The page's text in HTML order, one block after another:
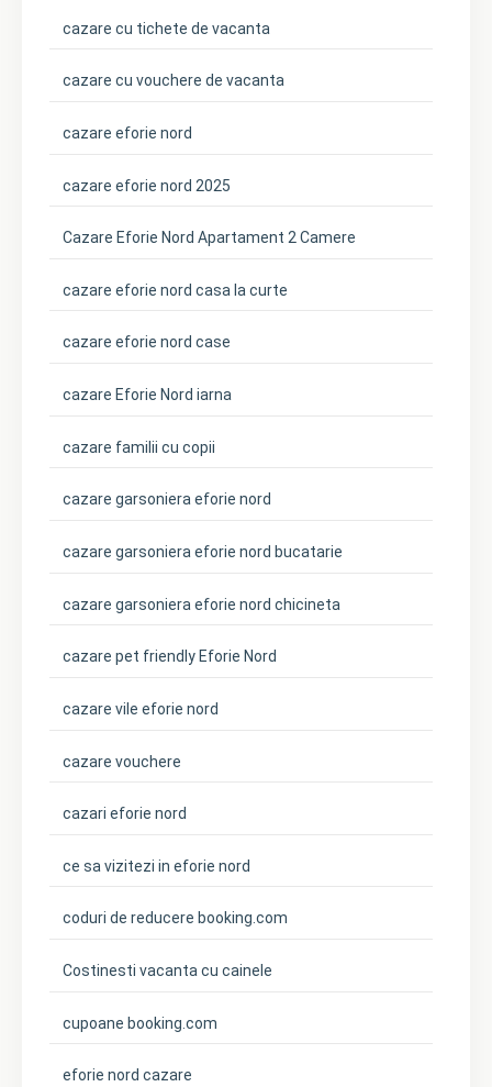
cazare cu tichete de vacanta
cazare cu vouchere de vacanta
cazare eforie nord
cazare eforie nord 2025
Cazare Eforie Nord Apartament 2 Camere
cazare eforie nord casa la curte
cazare eforie nord case
cazare Eforie Nord iarna
cazare familii cu copii
cazare garsoniera eforie nord
cazare garsoniera eforie nord bucatarie
cazare garsoniera eforie nord chicineta
cazare pet friendly Eforie Nord
cazare vile eforie nord
cazare vouchere
cazari eforie nord
ce sa vizitezi in eforie nord
coduri de reducere booking.com
Costinesti vacanta cu cainele
cupoane booking.com
eforie nord cazare